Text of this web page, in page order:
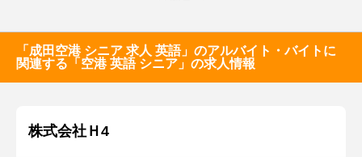
「成田空港 シニア 求人 英語」のアルバイト・バイトに
関連する「空港 英語 シニア」の求人情報
株式会社Ｈ4